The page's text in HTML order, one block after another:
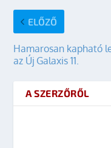
ELŐZŐ
Hamarosan kapható
az Új Galaxis 11.
A SZERZŐRŐL